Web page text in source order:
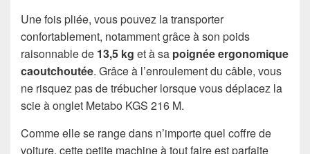
Une fois pliée, vous pouvez la transporter
confortablement, notamment grâce à son poids
raisonnable de 13,5 kg et à sa poignée ergonomique
caoutchoutée. Grâce à l’enroulement du câble, vous
ne risquez pas de trébucher lorsque vous déplacez la
scie à onglet Metabo KGS 216 M.
Comme elle se range dans n’importe quel coffre de
voiture, cette petite machine à tout faire est parfaite